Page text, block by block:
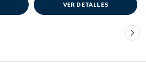
VER DETALLES